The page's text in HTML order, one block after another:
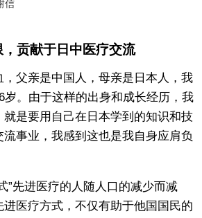
信
贡献于日中医疗交流
父亲是中国人，母亲是日本人，我
岁。由于这样的出身和成长经历，我
是要用自己在日本学到的知识和技
事业，我感到这也是我自身应肩负
”先进医疗的人随人口的减少而减
医疗方式，不仅有助于他国国民的